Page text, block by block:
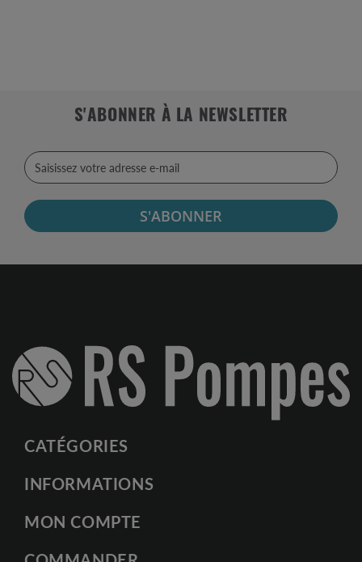
S'ABONNER À LA NEWSLETTER
S'ABONNER
CATÉGORIES
INFORMATIONS
MON COMPTE